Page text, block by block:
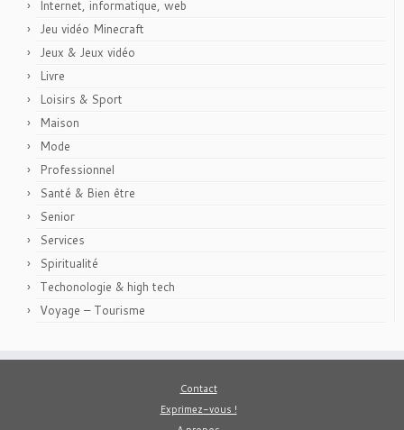
Internet, informatique, web
Jeu vidéo Minecraft
Jeux & Jeux vidéo
Livre
Loisirs & Sport
Maison
Mode
Professionnel
Santé & Bien être
Senior
Services
Spiritualité
Techonologie & high tech
Voyage – Tourisme
Contact
Exprimez-vous !